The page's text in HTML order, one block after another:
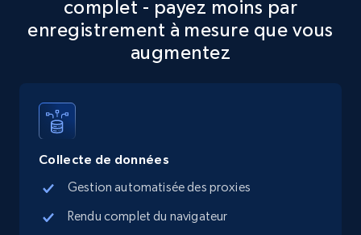
Place id, URL, Country, Name, Category,
Address, Description, Business details, and
more.
Google Maps full information - Collect
Google Maps Businesses data by place id
Place id, URL, Country, Name, Category,
Address, Description, Business details, and
complet - payez moins par
enregistrement à mesure que vous
augmentez
Collecte de données
Gestion automatisée des proxies
Rendu complet du navigateur